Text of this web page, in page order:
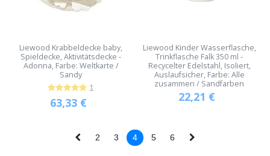
Liewood Krabbeldecke baby,
Spieldecke, Aktivitätsdecke -
Adonna, Farbe: Weltkarte /
Sandy
1
63,33 €
Liewood Kinder Wasserflasche,
Trinkflasche Falk 350 ml -
Recycelter Edelstahl, Isoliert,
Auslaufsicher, Farbe: Alle
zusammen / Sandfarben
22,21 €
2 3 4 5 6